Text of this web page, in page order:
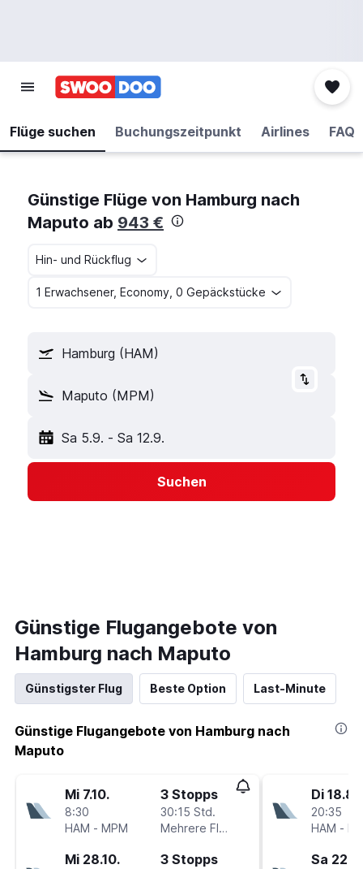
Flüge suchen Buchungszeitpunkt Airlines FAQ
Günstige Flüge von Hamburg nach
Maputo ab 943 €
Hin- und Rückflug
1 Erwachsener, Economy, 0 Gepäckstücke
Hamburg (HAM)
Maputo (MPM)
Sa 5.9. - Sa 12.9.
Suchen
Günstige Flugangebote von
Hamburg nach Maputo
Günstigster Flug Beste Option Last-Minute
Günstige Flugangebote von Hamburg nach
Maputo
Mi 7.10.
8:30
HAM - MPM
3 Stopps
30:15 Std.
Mehrere Fluglinien
Mi 28.10. 3 Stopps
Di 18.8.
20:35
HAM -
Sa 22.8.